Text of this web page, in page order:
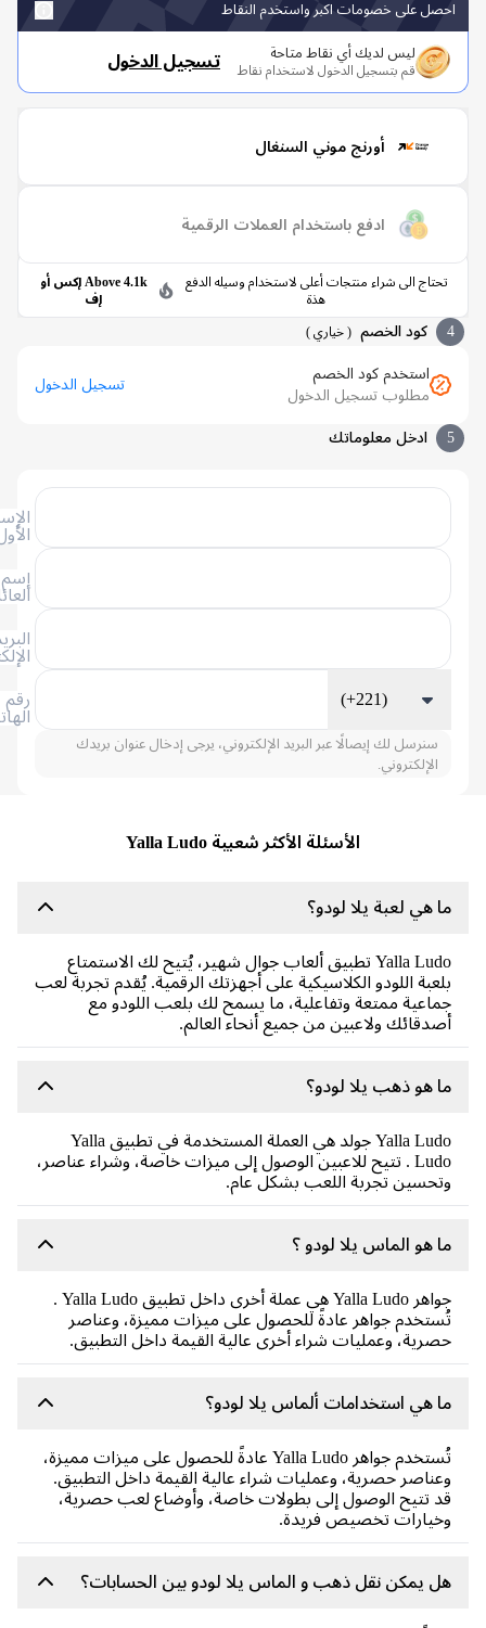
على خصومات اكبر واستخدم النقاط
ليس لديك أي نقاط متاحة
قم بتسجيل الدخول لاستخدام نقاط تسجيل الدخول
أورنج موني السنغال
ادفع باستخدام العملات الرقمية
الى شراء منتجات أعلى لاستخدام وسيله الدفع
Above 4.1k إكس أو
كود الخصم (خياري )
استخدم كود الخصم
مطلوب تسجيل الدخول
تسجيل الدخول
ادخل معلوماتك
العائلة
الإلكتروني
الهاتف
(+221)
سنرسل لك إيصالًا عبر البريد الإلكتروني، يرجى إدخال عنوان بريدك
الإلكتروني.
الأسئلة الأكثر شعبية Yalla Ludo
هي لعبة يلا لودو؟
Yalla Ludo تطبيق ألعاب جوال شهير، يُتيح لك الاستمتاع
اللودو الكلاسيكية على أجهزتك الرقمية. يُقدم تجربة لعب
ممتعة وتفاعلية، ما يسمح لك بلعب اللودو مع
ولاعبين من جميع أنحاء العالم.
هو ذهب يلا لودو؟
Yalla Ludo جولد هي العملة المستخدمة في تطبيق Yalla
Ludo . تتيح للاعبين الوصول إلى ميزات خاصة، وشراء عناصر،
تجربة اللعب بشكل عام.
هو الماس يلا لودو ؟
جواهر Yalla Ludo هي عملة أخرى داخل تطبيق Yalla Ludo .
جواهر عادةً للحصول على ميزات مميزة، وعناصر
وعمليات شراء أخرى عالية القيمة داخل التطبيق.
هي استخدامات ألماس يلا لودو؟
تُستخدم جواهر Yalla Ludo عادةً للحصول على ميزات مميزة،
حصرية، وعمليات شراء عالية القيمة داخل التطبيق.
تتيح الوصول إلى بطولات خاصة، وأوضاع لعب حصرية،
تخصيص فريدة.
يمكن نقل ذهب و الماس يلا لودو بين الحسابات؟